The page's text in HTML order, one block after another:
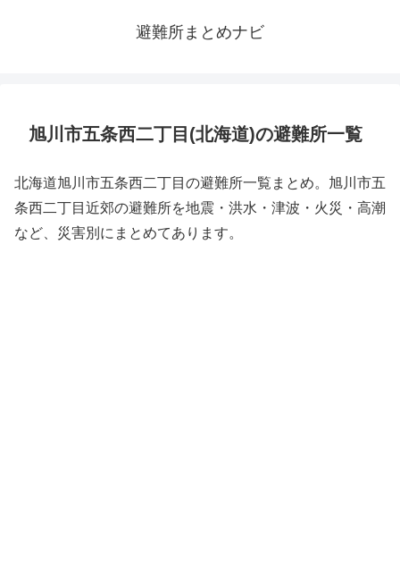
避難所まとめナビ
旭川市五条西二丁目(北海道)の避難所一覧
北海道旭川市五条西二丁目の避難所一覧まとめ。旭川市五
条西二丁目近郊の避難所を地震・洪水・津波・火災・高潮
など、災害別にまとめてあります。